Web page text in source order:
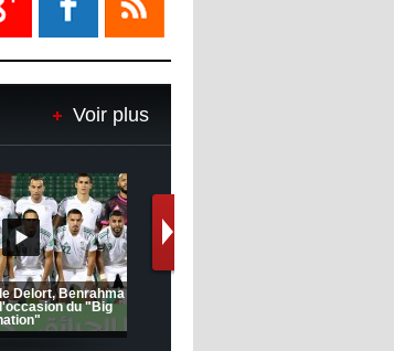
savoure sa première
chambre le Real Madrid
- 2022/11/06
dirigeants veulent le
d'Hazard cet hiver
Voir plus
Delort, Benrahma
du "Big